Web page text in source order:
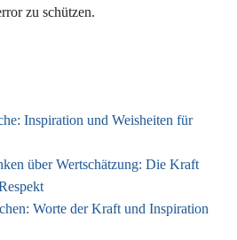
zu schützen.
Inspiration und Weisheiten für
über Wertschätzung: Die Kraft
Worte der Kraft und Inspiration